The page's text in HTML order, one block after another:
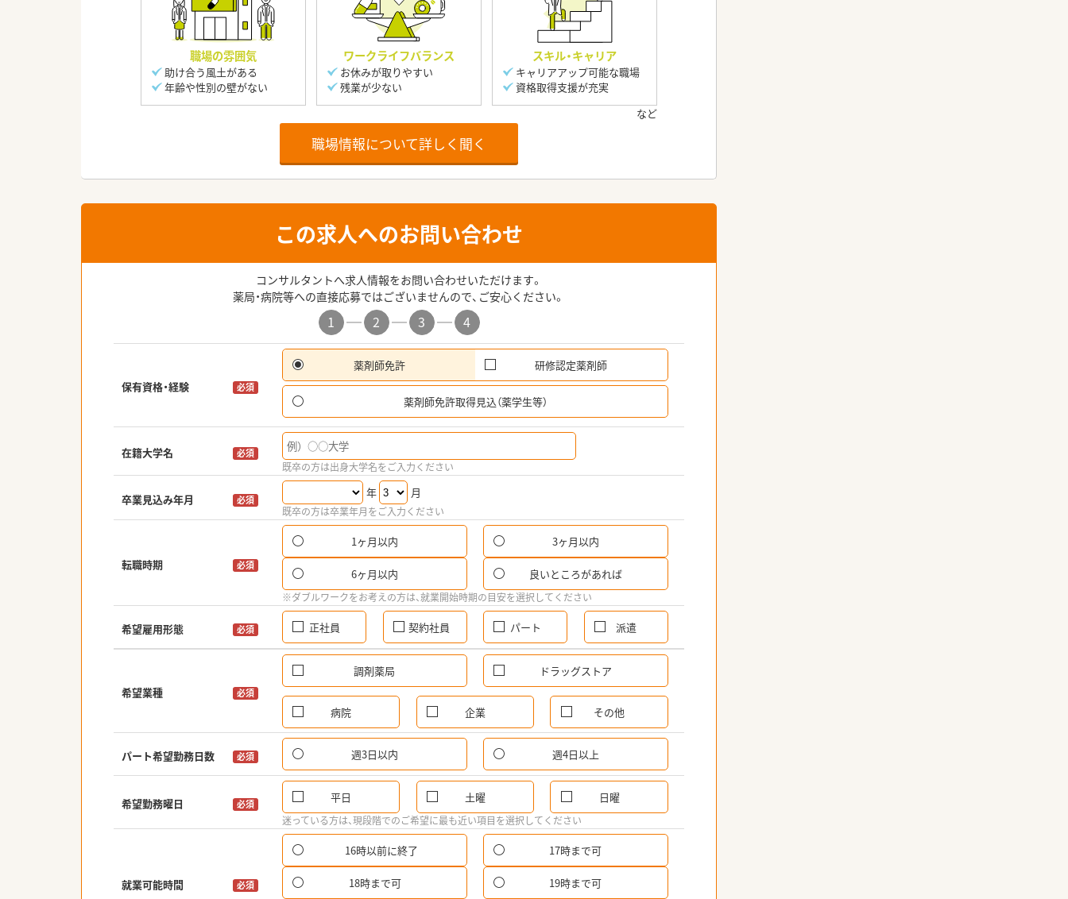
職場の雰囲気
助け合う風土がある
年齢や性別の壁がない
ワークライフバランス
お休みが取りやすい
残業が少ない
スキル・キャリア
キャリアアップ可能な職場
資格取得支援が充実
職場情報について詳しく聞く
この求人へのお問い合わせ
コンサルタントへ求人情報をお問い合わせいただけます。
薬局・病院等への直接応募ではございませんので、ご安心ください。
1 2 3 4
保有資格・経験 必須
薬剤師免許 研修認定薬剤師
薬剤師免許取得見込（薬学生等）
在籍大学名 必須
既卒の方は出身大学名をご入力ください
卒業見込み年月 必須
年 月
既卒の方は卒業年月をご入力ください
転職時期 必須
1ヶ月以内 3ヶ月以内
6ヶ月以内 良いところがあれば
※ダブルワークをお考えの方は、就業開始時期の目安を選択してください
希望雇用形態 必須 正社員 契約社員 パート 派遣
希望業種 必須
調剤薬局 ドラッグストア
病院 企業 その他
パート希望勤務日数 必須 週3日以内 週4日以上
希望勤務曜日 必須 平日 土曜 日曜
迷っている方は、現段階でのご希望に最も近い項目を選択してください
就業可能時間 必須
16時以前に終了 17時まで可
18時まで可 19時まで可